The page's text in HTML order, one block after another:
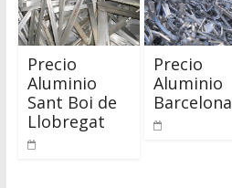
Precio
Aluminio
Sant Boi de
Llobregat
Precio
Aluminio
Barcelona